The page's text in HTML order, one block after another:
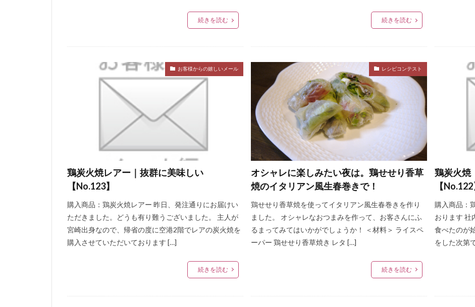
続きを読む 続きを読む
お客様からの嬉しいメール
鶏炭火焼レアー｜抜群に美味しい
【No.123】
購入商品：鶏炭火焼レアー 昨日、発注通りにお届けい
ただきました。どうも有り難うございました。 主人が
宮崎出身なので、帰省の度に空港2階でレアの炭火焼を
購入させていただいております […]
続きを読む
レシピコンテスト
オシャレに楽しみたい夜は。鶏せせり香草
焼のイタリアン風生春巻きで！
鶏せせり香草焼を使ってイタリアン風生春巻きを作り
ました。 オシャレなおつまみを作って、お客さんにふ
るまってみてはいかがでしょうか！ ＜材料＞ ライスペ
ーパー 鶏せせり香草焼き レタ […]
続きを読む
鶏炭火焼
【No.122
購入商品：
おります 社
食べたのが
をした次第